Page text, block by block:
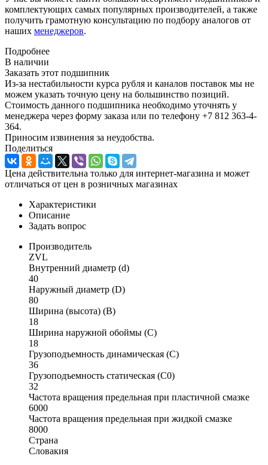
комплектующих самых популярных производителей, а также
получить грамотную консультацию по подбору аналогов от
наших менеджеров.
Подробнее
В наличии
Заказать этот подшипник
Из-за нестабильности курса рубля и каналов поставок мы не
можем указать точную цену на большинство позиций.
Стоимость данного подшипника необходимо уточнять у
менеджера через форму заказа или по телефону +7 812 363-4-
364.
Приносим извинения за неудобства.
Поделиться
Цена действительна только для интернет-магазина и может
отличаться от цен в розничных магазинах
Характеристики
Описание
Задать вопрос
Производитель
ZVL
Внутренний диаметр (d)
40
Наружный диаметр (D)
80
Ширина (высота) (B)
18
Ширина наружной обоймы (C)
18
Грузоподъемность динамическая (C)
36
Грузоподъемность статическая (C0)
32
Частота вращения предельная при пластичной смазке
6000
Частота вращения предельная при жидкой смазке
8000
Страна
Словакия